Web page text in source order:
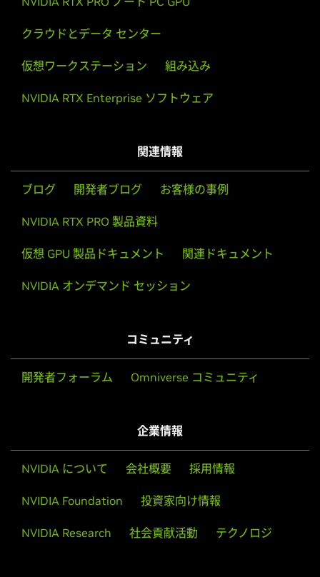
クラウドとデータ センター
仮想ワークステーション 組み込み
NVIDIA RTX Enterprise ソフトウェア
関連情報
ブログ 開発者ブログ お客様の事例
NVIDIA RTX PRO 製品資料
仮想 GPU 製品ドキュメント 関連ドキュメント
NVIDIA オンデマンド セッション
コミュニティ
開発者フォーラム Omniverse コミュニティ
企業情報
NVIDIA について 会社概要 採用情報
NVIDIA Foundation 投資家向け情報
NVIDIA Research 社会貢献活動 テクノロジ